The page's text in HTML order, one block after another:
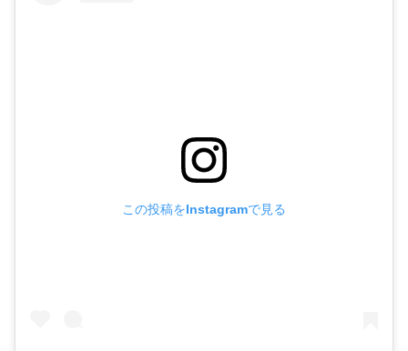
この投稿をInstagramで見る